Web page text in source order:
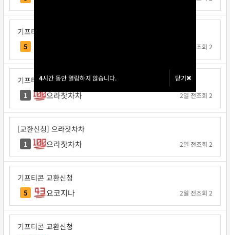
4시간 동안 열람하지 않습니다. 닫기
4시간 동안 열람하지 않습니다. 닫기
기프티콘 교환신청
5 조회 2
기프티콘 교환신청
1 으라찻차차 2일 전조회 2
[교환신청] 으라찻차차
1 으라찻차차 2일 전조회 2
기프티콘 교환신청
5 요코지나 2일 전조회 2
기프티콘 교환신청